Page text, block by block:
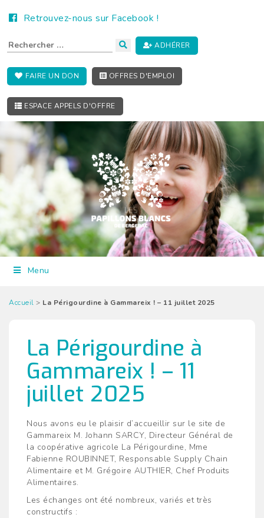
Retrouvez-nous sur Facebook !
ADHÉRER
FAIRE UN DON OFFRES D'EMPLOI
ESPACE APPELS D'OFFRE
Menu
Accueil > La Périgourdine à Gammareix ! – 11 juillet 2025
La Périgourdine à
Gammareix ! – 11
juillet 2025
Nous avons eu le plaisir d’accueillir sur le site de
Gammareix M. Johann SARCY, Directeur Général de
la coopérative agricole La Périgourdine, Mme
Fabienne ROUBINNET, Responsable Supply Chain
Alimentaire et M. Grégoire AUTHIER, Chef Produits
Alimentaires.
Les échanges ont été nombreux, variés et très
constructifs :